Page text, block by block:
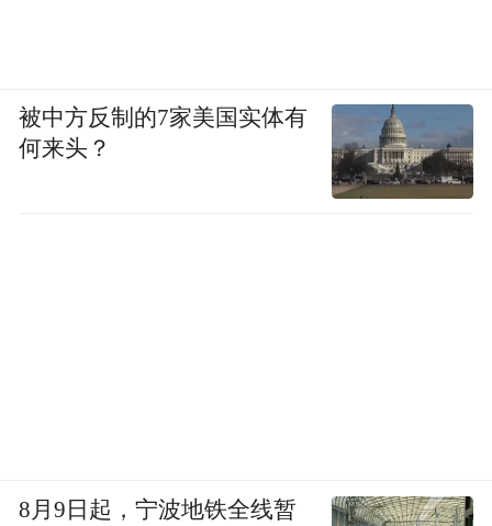
被中方反制的7家美国实体有
何来头？
8月9日起，宁波地铁全线暂